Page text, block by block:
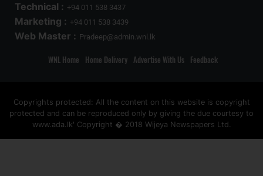
Technical : +94 011 538 3437
Marketing : +94 011 538 3439
Web Master : Pradeep@admin.wnl.lk
WNL Home Home Delivery Advertise With Us Feedback
Copyrights protected: All the content on this website is copyright
protected and can be reproduced only by giving the due courtesy to
www.ada.lk' Copyright � 2018 Wijeya Newspapers Ltd.